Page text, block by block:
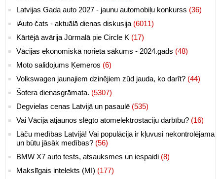
Latvijas Gada auto 2027 - jaunu automobiļu konkurss (36)
iAuto čats - aktuālā dienas diskusija (6011)
Kārtējā avārija Jūrmalā pie Circle K (17)
Vācijas ekonomiskā norieta sākums - 2024.gads (48)
Moto salidojums Ķemeros (6)
Volkswagen jaunajiem dzinējiem zūd jauda, ko darīt? (44)
Šofera dienasgrāmata. (5307)
Degvielas cenas Latvijā un pasaulē (535)
Vai Vācija atjaunos slēgto atomelektrostaciju darbību? (16)
Lāču medības Latvijā! Vai populācija ir kļuvusi nekontrolējama
un būtu jāsāk medības? (56)
BMW X7 auto tests, atsauksmes un iespaidi (8)
Makslīgais intelekts (MI) (177)